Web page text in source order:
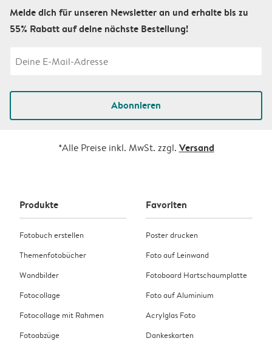
Melde dich für unseren Newsletter an und erhalte bis zu
55% Rabatt auf deine nächste Bestellung!
Abonnieren
*Alle Preise inkl. MwSt. zzgl. Versand
Produkte
Fotobuch erstellen
Themenfotobücher
Wandbilder
Fotocollage
Fotocollage mit Rahmen
Fotoabzüge
Favoriten
Poster drucken
Foto auf Leinwand
Fotoboard Hartschaumplatte
Foto auf Aluminium
Acrylglas Foto
Dankeskarten